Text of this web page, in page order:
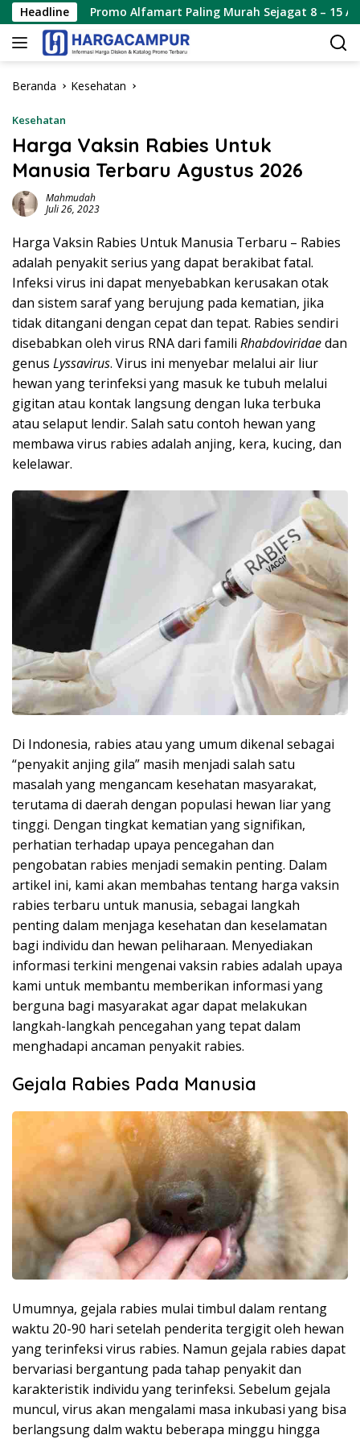
Langsung
ke
konten
Headline
Promo Alfamart Paling Murah Sejagat 8 – 15 Agustus 2026
Beranda Kesehatan
Kesehatan
Harga Vaksin Rabies Untuk
Manusia Terbaru Agustus 2026
Mahmudah
Juli 26, 2023
Harga Vaksin Rabies Untuk Manusia Terbaru – Rabies
adalah penyakit serius yang dapat berakibat fatal.
Infeksi virus ini dapat menyebabkan kerusakan otak
dan sistem saraf yang berujung pada kematian, jika
tidak ditangani dengan cepat dan tepat. Rabies sendiri
disebabkan oleh virus RNA dari famili Rhabdoviridaedan
genus Lyssavirus. Virus ini menyebar melalui air liur
hewan yang terinfeksi yang masuk ke tubuh melalui
gigitan atau kontak langsung dengan luka terbuka
atau selaput lendir. Salah satu contoh hewan yang
membawa virus rabies adalah anjing, kera, kucing, dan
kelelawar.
Di Indonesia, rabies atau yang umum dikenal sebagai
“penyakit anjing gila” masih menjadi salah satu
masalah yang mengancam kesehatan masyarakat,
terutama di daerah dengan populasi hewan liar yang
tinggi. Dengan tingkat kematian yang signifikan,
perhatian terhadap upaya pencegahan dan
pengobatan rabies menjadi semakin penting. Dalam
artikel ini, kami akan membahas tentang harga vaksin
rabies terbaru untuk manusia, sebagai langkah
penting dalam menjaga kesehatan dan keselamatan
bagi individu dan hewan peliharaan. Menyediakan
informasi terkini mengenai vaksin rabies adalah upaya
kami untuk membantu memberikan informasi yang
berguna bagi masyarakat agar dapat melakukan
langkah-langkah pencegahan yang tepat dalam
menghadapi ancaman penyakit rabies.
Gejala Rabies Pada Manusia
Umumnya, gejala rabies mulai timbul dalam rentang
waktu 20-90 hari setelah penderita tergigit oleh hewan
yang terinfeksi virus rabies. Namun gejala rabies dapat
bervariasi bergantung pada tahap penyakit dan
karakteristik individu yang terinfeksi. Sebelum gejala
muncul, virus akan mengalami masa inkubasi yang bisa
berlangsung dalm waktu beberapa minggu hingga